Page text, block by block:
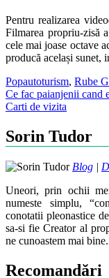
Pentru realizarea
Filmarea propriu-zisă
cele mai joase octave
producă același sunet,
Popautoturism, Rube
Post
navigation
Ce fac paianjenii cand
Carti de vizita
Sorin Tudor
Blog |
Uneori, prin ochii
numeste simplu,
conotatii pleonastice
sa-si fie Creator al
ne cunoastem mai bine.
Recomandări